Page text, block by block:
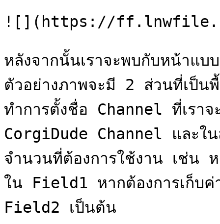
![](https://
หลังจากนั้นเราจะพบกับหน้าแ
ตัวอย่างภาพจะมี 2 ส่วนที่เป็น
ทำการตั้งชื่อ Channel ที่เราจ
CorgiDude Channel และ
จำนวนที่ต้องการใช้งาน เช่น
ใน Field1 หากต้องการเก็บค่
Field2 เป็นต้น